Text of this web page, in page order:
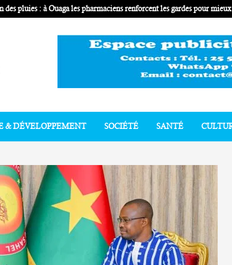
des pluies : à Ouaga les pharmaciens renforcent les gardes pour
& DÉVELOPPEMENT SOCIÉTÉ SANTÉ